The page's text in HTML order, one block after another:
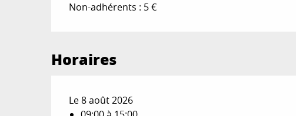
Non-adhérents : 5 €
Horaires
Le 8 août 2026